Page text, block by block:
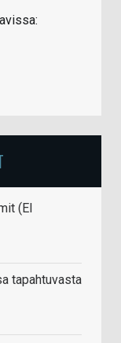
(EI
tapahtuvasta